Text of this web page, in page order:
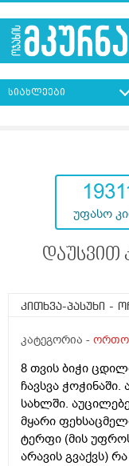
სიახლეები
უფასო
დაუსვით
კითხვა-პასუხი -
კატეგორია -
8 თვის ბიჭი
ჩავსვა ჭოჭინაში.
სახლში.
მყარი
ტერფი (მის
არავის გვაქვს)